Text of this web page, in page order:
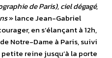
de Paris), ciel dégagé,
» lance Jean-Gabriel
en s’élançant à 12h,
Notre-Dame à Paris, suivi
reine jusqu’à la porte